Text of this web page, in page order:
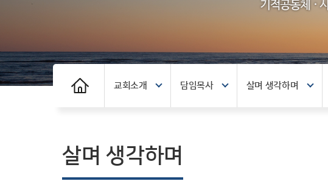
교회소개 담임목사 살며 생각하며
살며 생각하며